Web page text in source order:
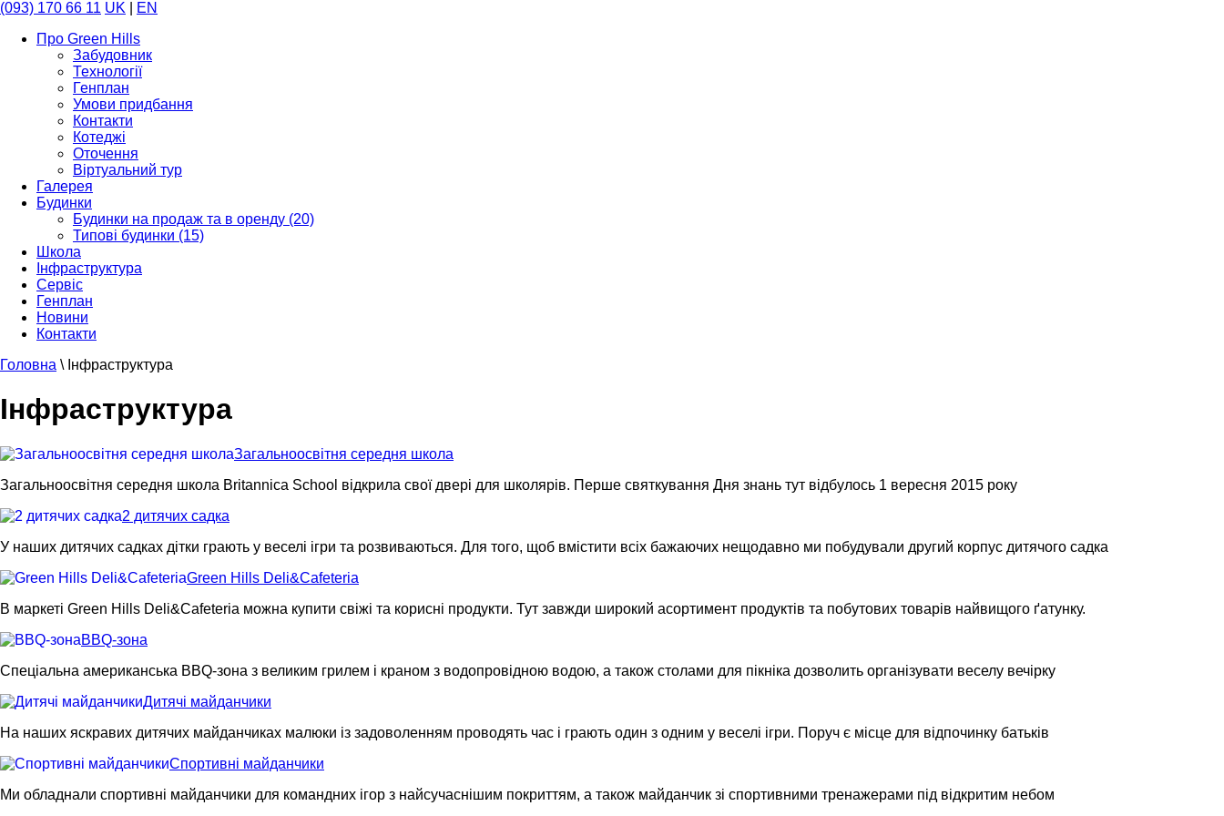
(093) 170 66 11 UK
EN
Про Green Hills
Забудовник
Технології
Генплан
Умови придбання
Контакти
Котеджі
Оточення
Віртуальний тур
Галерея
Будинки
Будинки на продаж та в оренду (20)
Типові будинки (15)
Школа
Інфраструктура
Сервіс
Генплан
Новини
Контакти
Головна \ Інфраструктура
Інфраструктура
Загальноосвітня середня школа
Загальноосвітня середня школа Britannica School відкрила свої двері для школярів. Перше святкування Дня знань тут відбулось 1 вересня 2015 року
2 дитячих садка
У наших дитячих садках дітки грають у веселі ігри та розвиваються. Для того, щоб вмістити всіх бажаючих нещодавно ми побудували другий корпус дитячого садка
Green Hills Deli&Cafeteria
В маркеті Green Hills Deli&Cafeteria можна купити свіжі та корисні продукти. Тут завжди широкий асортимент продуктів та побутових товарів найвищого ґатунку.
BBQ-зона
Спеціальна американська BBQ-зона з великим грилем і краном з водопровідною водою, а також столами для пікніка дозволить організувати веселу вечірку
Дитячі майданчики
На наших яскравих дитячих майданчиках малюки із задоволенням проводять час і грають один з одним у веселі ігри. Поруч є місце для відпочинку батьків
Спортивні майданчики
Ми обладнали спортивні майданчики для командних ігор з найсучаснішим покриттям, а також майданчик зі спортивними тренажерами під відкритим небом